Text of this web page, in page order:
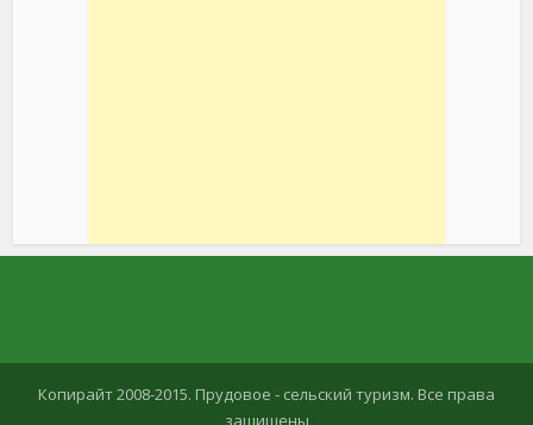
Копирайт 2008-2015. Прудовое - сельский туризм. Все права
защищены